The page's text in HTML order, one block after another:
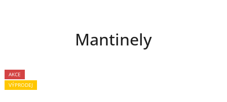
Mantinely
AKCE
VÝPRODEJ